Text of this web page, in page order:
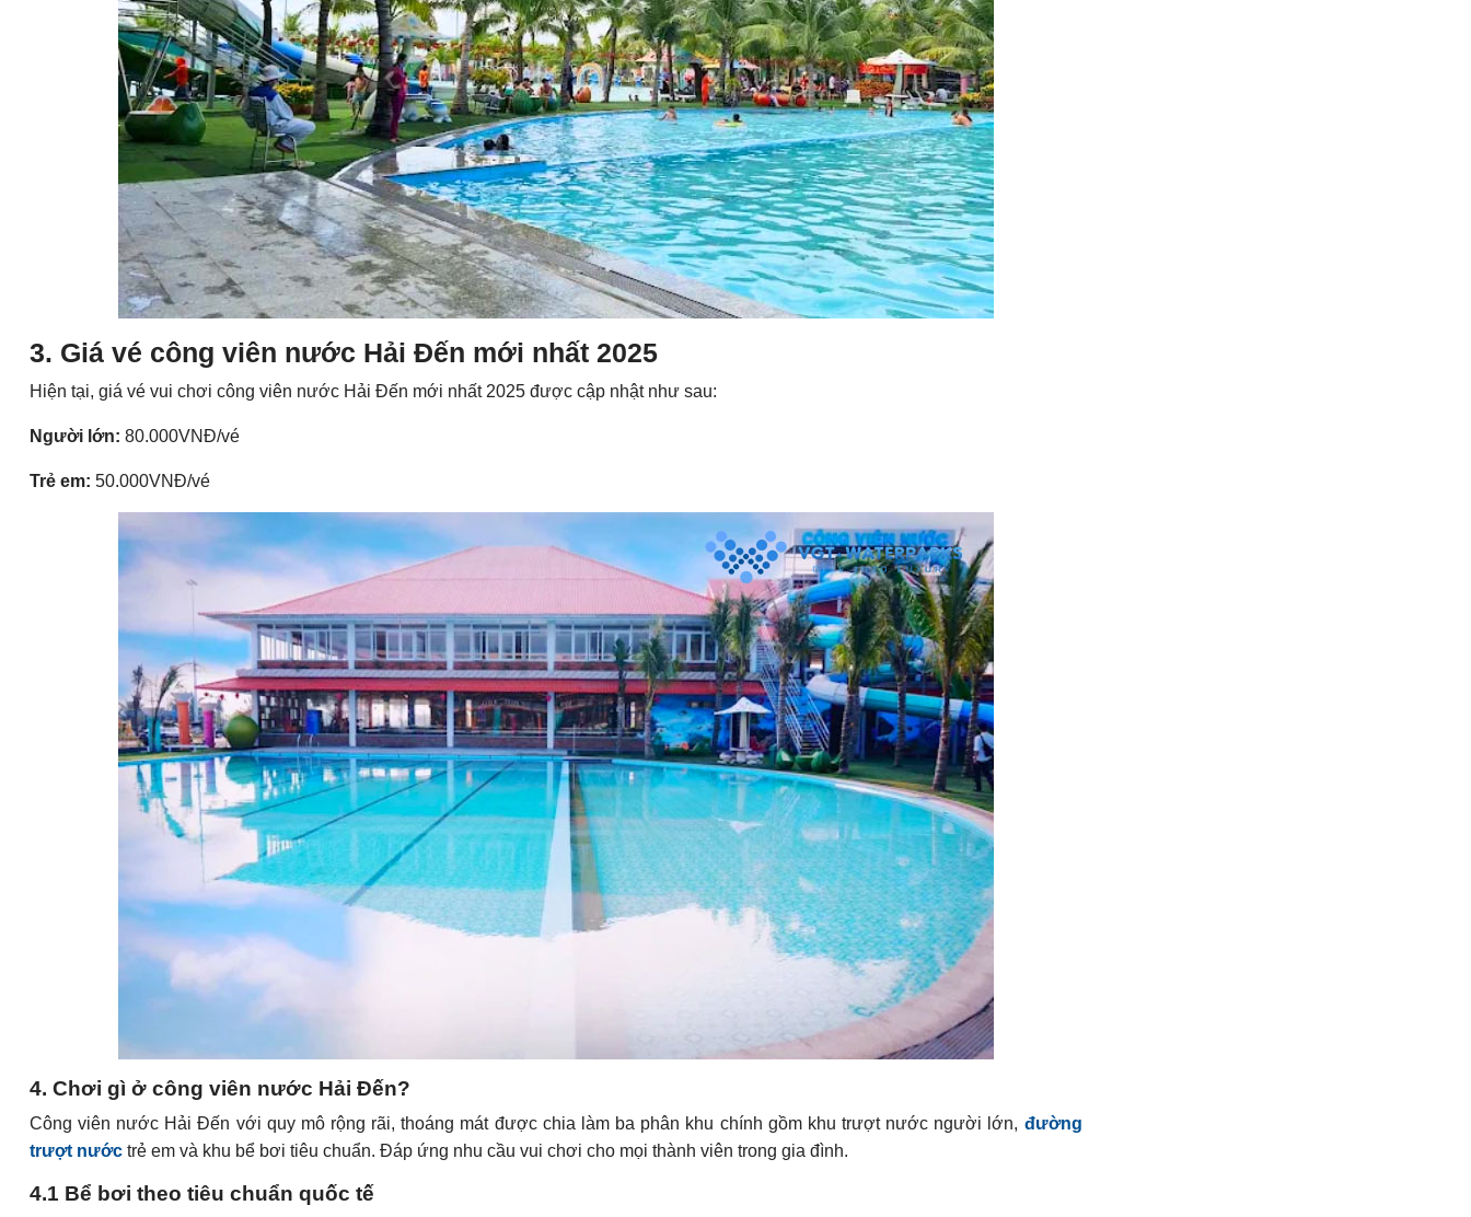
3. Giá vé công viên nước Hải Đến mới nhất 2025
Hiện tại, giá vé vui chơi công viên nước Hải Đến mới nhất 2025 được cập nhật như sau:
Người lớn: 80.000VNĐ/vé
Trẻ em: 50.000VNĐ/vé
4. Chơi gì ở công viên nước Hải Đến?
Công viên nước Hải Đến với quy mô rộng rãi, thoáng mát được chia làm ba phân khu chính gồm khu trượt nước người lớn, đường
trượt nướctrẻ em và khu bể bơi tiêu chuẩn. Đáp ứng nhu cầu vui chơi cho mọi thành viên trong gia đình.
4.1 Bể bơi theo tiêu chuẩn quốc tế